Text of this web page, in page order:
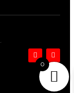
F
a
I
n
t
0